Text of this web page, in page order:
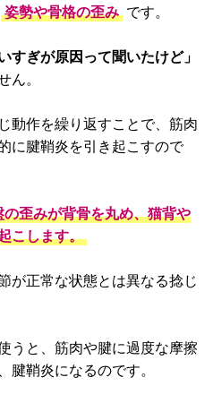
姿勢や骨格の歪み です。
すぎが原因って聞いたけど」
。
動作を繰り返すことで、筋肉
に腱鞘炎を引き起こすので
の歪みが背骨を丸め、猫背や
こします。
が正常な状態とは異なる捻じ
うと、筋肉や腱に過度な摩擦
鞘炎になるのです。